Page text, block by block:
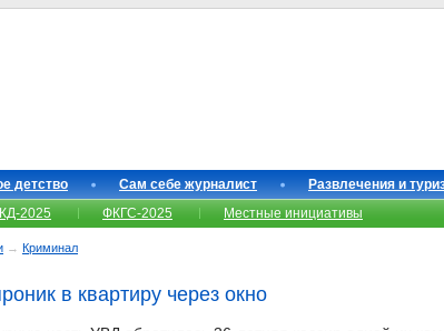
детство Сам себе журналист
Развлечения и
2025 ФКГС-2025 Местные инициативы
→ Криминал
в квартиру через окно